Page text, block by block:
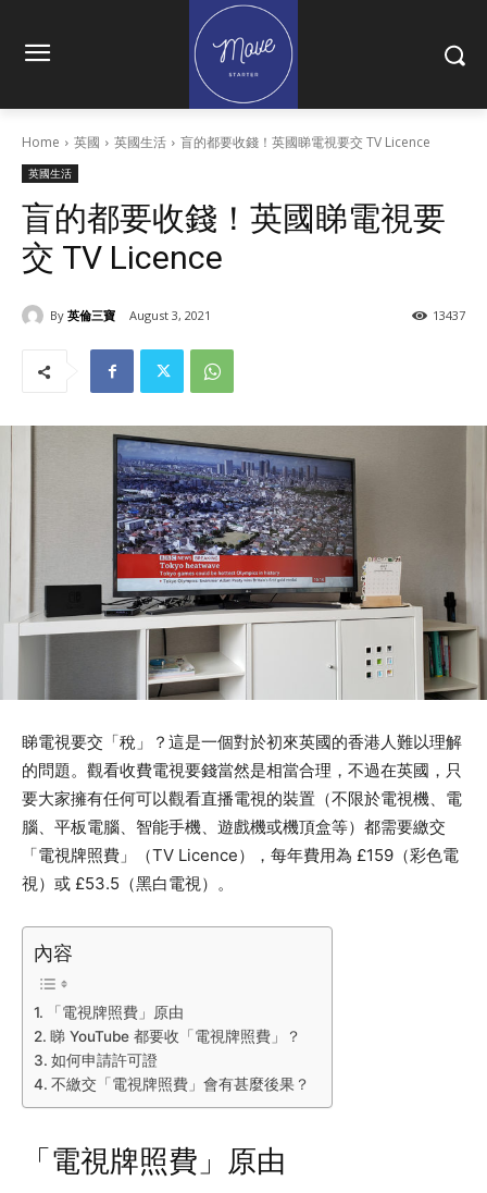
Home 英國 英國生活 盲的都要收錢！英國睇電視要交 TV Licence
英國生活
盲的都要收錢！英國睇電視要
交 TV Licence
By 英倫三寶 August 3, 2021 13437
睇電視要交「稅」？這是一個對於初來英國的香港人難以理解
的問題。觀看收費電視要錢當然是相當合理，不過在英國，只
要大家擁有任何可以觀看直播電視的裝置（不限於電視機、電
腦、平板電腦、智能手機、遊戲機或機頂盒等）都需要繳交
「電視牌照費」（TV Licence），每年費用為 £159（彩色電
視）或 £53.5（黑白電視）。
內容
「電視牌照費」原由
睇 YouTube 都要收「電視牌照費」？
如何申請許可證
不繳交「電視牌照費」會有甚麼後果？
「電視牌照費」原由